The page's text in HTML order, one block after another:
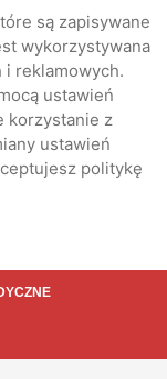
są zapisywane
wykorzystywana
i reklamowych.
ustawień
korzystanie z
ustawień
politykę